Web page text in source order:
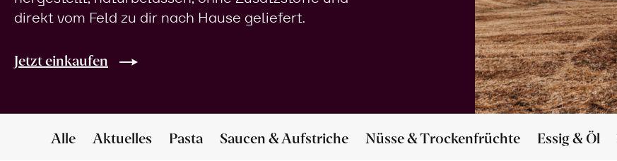
direkt vom Feld zu dir nach Hause geliefert.
Jetzt einkaufen
Alle Aktuelles Pasta Saucen & Aufstriche Nüsse & Trockenfrüchte Essig & Öl